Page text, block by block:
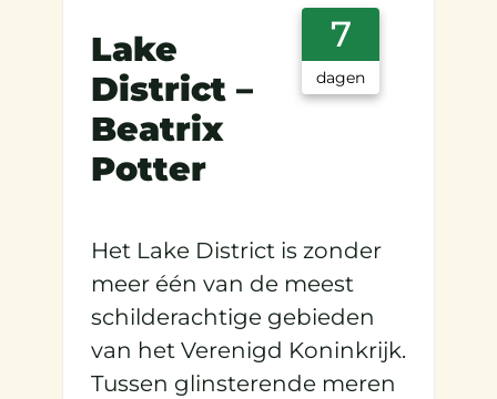
Lake
District –
Beatrix
Potter
7
dagen
Het Lake District is zonder
meer één van de meest
schilderachtige gebieden
van het Verenigd Koninkrijk.
Tussen glinsterende meren